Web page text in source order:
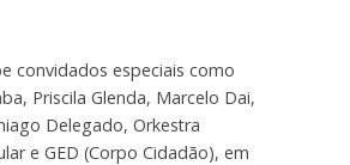
convidados especiais como
Priscila Glenda, Marcelo Dai,
Delegado, Orkestra
e GED (Corpo Cidadão), em